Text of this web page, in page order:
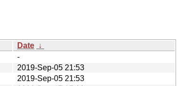
Date ↓
-
2019-Sep-05 21:53
2019-Sep-05 21:53